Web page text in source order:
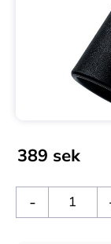
389 sek
-